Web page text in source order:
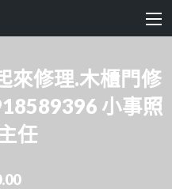
來修理.木櫃門修
小事照
任